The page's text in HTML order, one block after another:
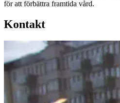
för att förbättra framtida vård.
Kontakt